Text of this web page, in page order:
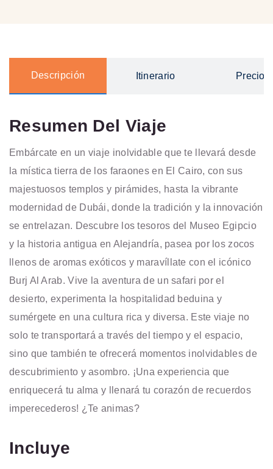
Descripción Itinerario Precios
Resumen Del Viaje
Embárcate en un viaje inolvidable que te llevará desde
la mística tierra de los faraones en El Cairo, con sus
majestuosos templos y pirámides, hasta la vibrante
modernidad de Dubái, donde la tradición y la innovación
se entrelazan. Descubre los tesoros del Museo Egipcio
y la historia antigua en Alejandría, pasea por los zocos
llenos de aromas exóticos y maravíllate con el icónico
Burj Al Arab. Vive la aventura de un safari por el
desierto, experimenta la hospitalidad beduina y
sumérgete en una cultura rica y diversa. Este viaje no
solo te transportará a través del tiempo y el espacio,
sino que también te ofrecerá momentos inolvidables de
descubrimiento y asombro. ¡Una experiencia que
enriquecerá tu alma y llenará tu corazón de recuerdos
imperecederos! ¿Te animas?
Incluye